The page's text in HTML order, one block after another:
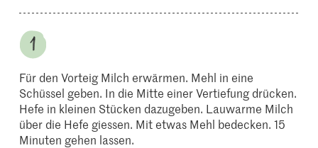
Für den Vorteig Milch erwärmen. Mehl in eine
Schüssel geben. In die Mitte einer Vertiefung drücken.
Hefe in kleinen Stücken dazugeben. Lauwarme Milch
über die Hefe giessen. Mit etwas Mehl bedecken. 15
Minuten gehen lassen.